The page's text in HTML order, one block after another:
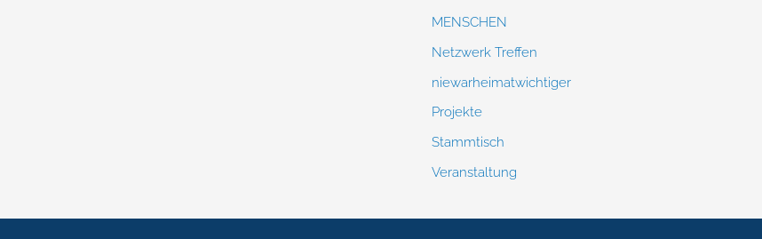
MENSCHEN
Netzwerk Treffen
niewarheimatwichtiger
Projekte
Stammtisch
Veranstaltung